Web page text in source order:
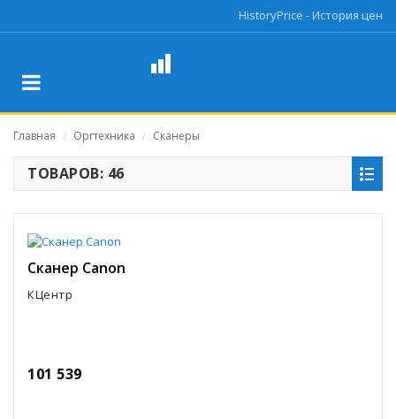
HistoryPrice - История цен
Главная / Оргтехника / Сканеры
ТОВАРОВ: 46
Сканер Canon
КЦентр
101 539